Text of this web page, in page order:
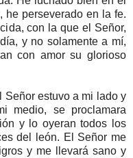
he perseverado en la fe.
con la que el Señor,
y no solamente a mí,
con amor su glorioso
Señor estuvo a mi lado y
medio, se proclamara
y lo oyeran todos los
del león. El Señor me
y me llevará sano y